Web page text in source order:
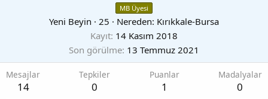
MB Üyesi
Yeni Beyin · 25 · Nereden: Kırıkkale-Bursa
Kayıt 14 Kasım 2018
Son görülme 13 Temmuz 2021
Mesajlar
14
Tepkiler
0
Puanlar
1
Madalyalar
0